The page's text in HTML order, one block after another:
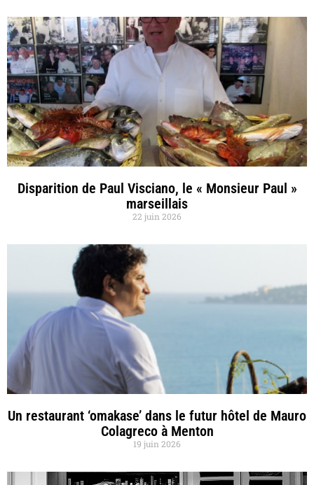
Disparition de Paul Visciano, le « Monsieur Paul »
marseillais
22 juin 2026
Un restaurant ‘omakase’ dans le futur hôtel de Mauro
Colagreco à Menton
19 juin 2026